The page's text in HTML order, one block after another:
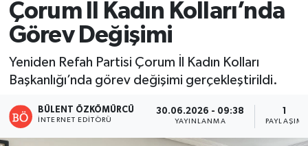
Çorum İl Kadın Kolları’nda
Görev Değişimi
Yeniden Refah Partisi Çorum İl Kadın Kolları
Başkanlığı’nda görev değişimi gerçekleştirildi.
BÜLENT ÖZKÖMÜRCÜ
İNTERNET EDITÖRÜ
30.06.2026 - 09:38
YAYINLANMA
1
PAYLAŞIM
Son Dakika Haberleri
Haber Arşivi